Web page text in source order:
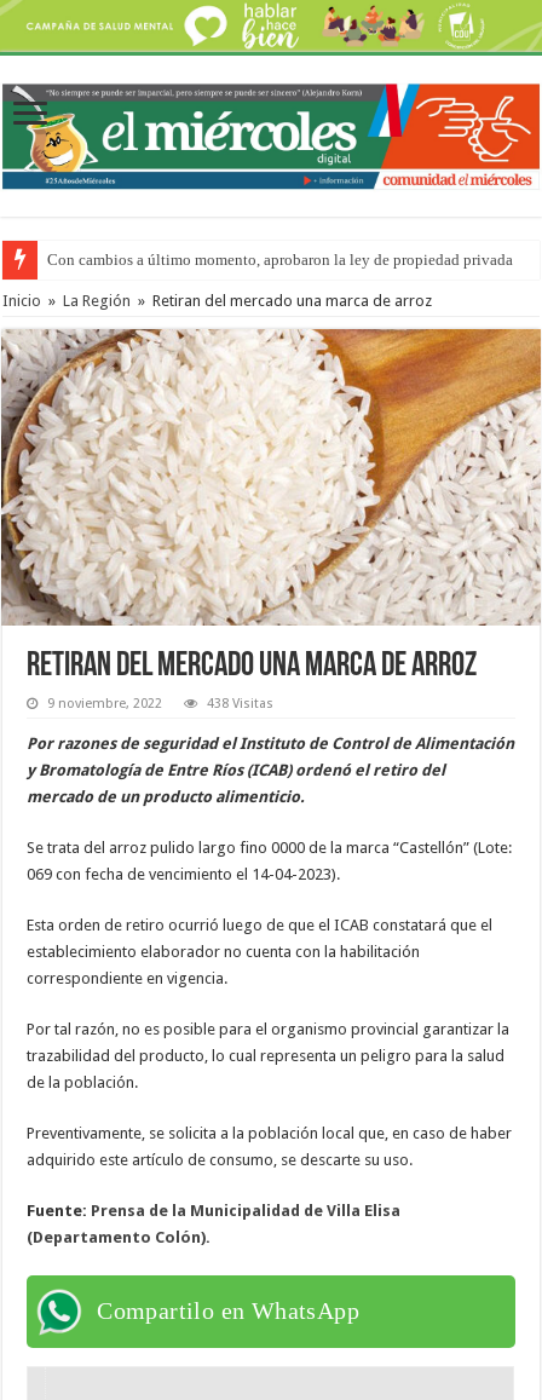
Con cambios a último momento, aprobaron la ley de propiedad privada
Del viernes 7 al domingo 9 de agosto: la agenda ¿A dónde ir? para este
Inicio » La Región » Retiran del mercado una marca de arroz
Retiran del mercado una marca de arroz
9 noviembre, 2022 438 Visitas
Por razones de seguridad el Instituto de Control de Alimentación
y Bromatología de Entre Ríos (ICAB) ordenó el retiro del
mercado de un producto alimenticio.
Se trata del arroz pulido largo fino 0000 de la marca “Castellón” (Lote:
069 con fecha de vencimiento el 14-04-2023).
Esta orden de retiro ocurrió luego de que el ICAB constatará que el
establecimiento elaborador no cuenta con la habilitación
correspondiente en vigencia.
Por tal razón, no es posible para el organismo provincial garantizar la
trazabilidad del producto, lo cual representa un peligro para la salud
de la población.
Preventivamente, se solicita a la población local que, en caso de haber
adquirido este artículo de consumo, se descarte su uso.
Fuente: Prensa de la Municipalidad de Villa Elisa
(Departamento Colón).
Compartilo en WhatsApp